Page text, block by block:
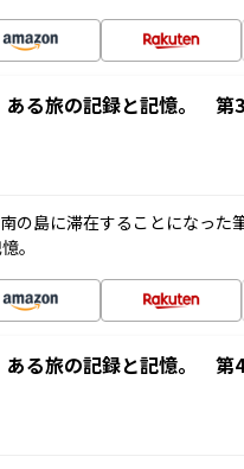
る旅の記録と記憶。 第
の島に滞在することになった
。
る旅の記録と記憶。 第